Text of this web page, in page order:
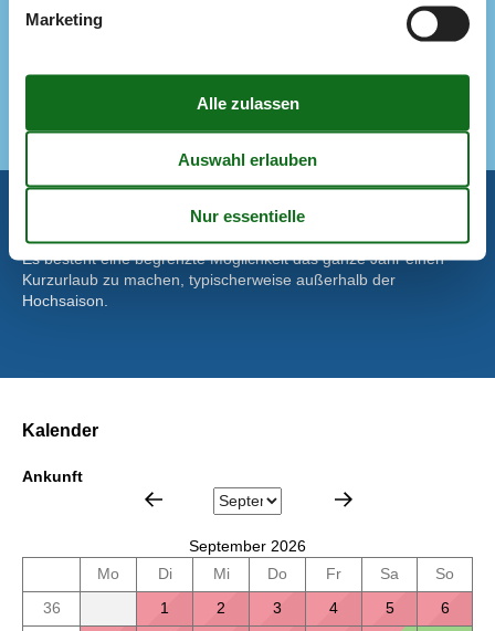
Kaffeemaschine
Mikrowelle
Es besteht eine begrenzte Möglichkeit das ganze Jahr einen
Kurzurlaub zu machen, typischerweise außerhalb der
Hochsaison.
Kalender
Ankunft
September 2026
Mo
Di Mi Do Fr Sa
So
36
1 2 3 4 5
6
Marketing